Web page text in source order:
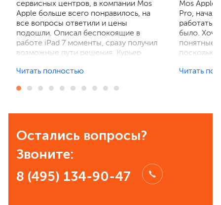
сервисных центров, в компании Mos
Apple больше всего понравилось, на
все вопросы ответили и цены
подошли. Описал беспокоящие в
работе iPad 7 моменты, сразу получил
возможные пути решения. Курьер
отзвонились по итогам осмотра,
порадовал, без лишнего ожидания и
рекомендовать всем знакомым.
Читать полностью
Mos
Pro, начал
работать,
было. Хочу
понятные
поскольку
Читать
Остались вопросы?
Звоните:
8 (495) 134-90-47